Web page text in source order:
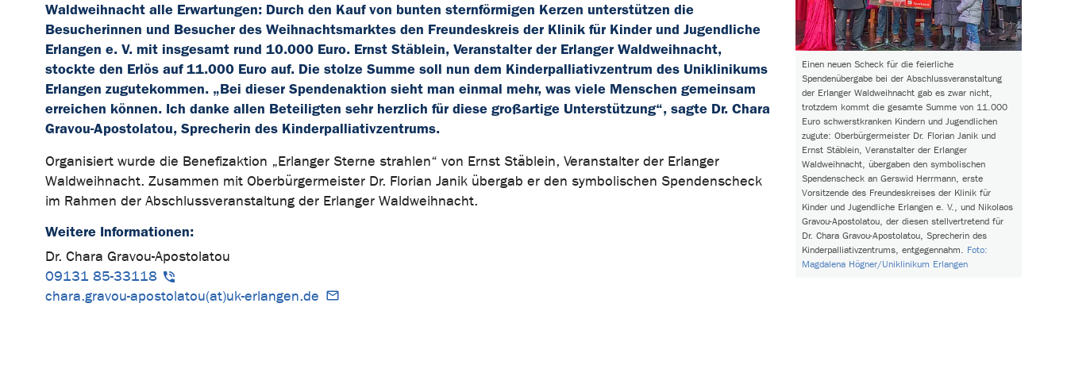
Waldweihnacht alle Erwartungen: Durch den Kauf von bunten sternförmigen Kerzen unterstützen die
Besucherinnen und Besucher des Weihnachtsmarktes den Freundeskreis der Klinik für Kinder und Jugendliche
Erlangen e. V. mit insgesamt rund 10.000 Euro. Ernst Stäblein, Veranstalter der Erlanger Waldweihnacht,
stockte den Erlös auf 11.000 Euro auf. Die stolze Summe soll nun dem Kinderpalliativzentrum des Uniklinikums
Erlangen zugutekommen. „Bei dieser Spendenaktion sieht man einmal mehr, was viele Menschen gemeinsam
erreichen können. Ich danke allen Beteiligten sehr herzlich für diese großartige Unterstützung“, sagte Dr. Chara
Gravou-Apostolatou, Sprecherin des Kinderpalliativzentrums.
Organisiert wurde die Benefizaktion „Erlanger Sterne strahlen“ von Ernst Stäblein, Veranstalter der Erlanger
Waldweihnacht. Zusammen mit Oberbürgermeister Dr. Florian Janik übergab er den symbolischen Spendenscheck
im Rahmen der Abschlussveranstaltung der Erlanger Waldweihnacht.
Weitere Informationen:
Dr. Chara Gravou-Apostolatou
09131 85-33118
chara.gravou-apostolatou(at)uk-erlangen.de
Einen neuen Scheck für die feierliche
Spendenübergabe bei der Abschlussveranstaltung
der Erlanger Waldweihnacht gab es zwar nicht,
trotzdem kommt die gesamte Summe von 11.000
Euro schwerstkranken Kindern und Jugendlichen
zugute: Oberbürgermeister Dr. Florian Janik und
Ernst Stäblein, Veranstalter der Erlanger
Waldweihnacht, übergaben den symbolischen
Spendenscheck an Gerswid Herrmann, erste
Vorsitzende des Freundeskreises der Klinik für
Kinder und Jugendliche Erlangen e. V., und Nikolaos
Gravou-Apostolatou, der diesen stellvertretend für
Dr. Chara Gravou-Apostolatou, Sprecherin des
Kinderpalliativzentrums, entgegennahm. Foto:
Magdalena Högner/Uniklinikum Erlangen